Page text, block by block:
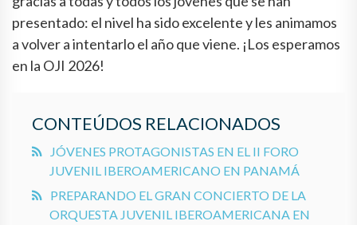
presentado: el nivel ha sido excelente y les animamos
a volver a intentarlo el año que viene. ¡Los esperamos
en la OJI 2026!
CONTEÚDOS RELACIONADOS
JÓVENES PROTAGONISTAS EN EL II FORO
JUVENIL IBEROAMERICANO EN PANAMÁ
PREPARANDO EL GRAN CONCIERTO DE LA
ORQUESTA JUVENIL IBEROAMERICANA EN